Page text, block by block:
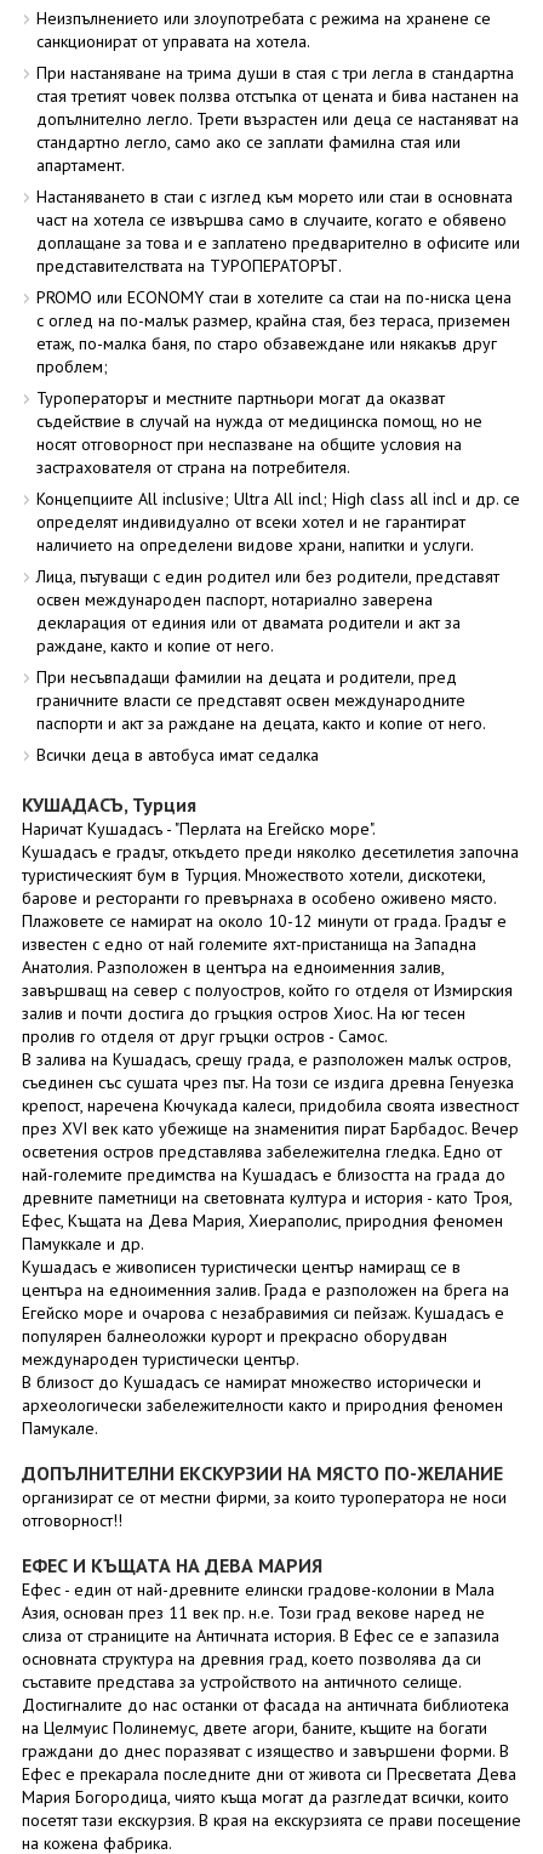
Неизпълнението или злоупотребата с режима на хранене се
санкционират от управата на хотела.
При настаняване на трима души в стая с три легла в стандартна
стая третият човек ползва отстъпка от цената и бива настанен на
допълнително легло. Трети възрастен или деца се настаняват на
стандартно легло, само ако се заплати фамилна стая или
апартамент.
Настаняването в стаи с изглед към морето или стаи в основната
част на хотела се извършва само в случаите, когато е обявено
доплащане за това и е заплатено предварително в офисите или
представителствата на ТУРОПЕРАТОРЪТ.
PROMO или ECONOMY стаи в хотелите са стаи на по-ниска цена
с оглед на по-малък размер, крайна стая, без тераса, приземен
етаж, по-малка баня, по старо обзавеждане или някакъв друг
проблем;
Туроператорът и местните партньори могат да оказват
съдействие в случай на нужда от медицинска помощ, но не
носят отговорност при неспазване на общите условия на
застрахователя от страна на потребителя.
Концепциите All inclusive; Ultra All incl; High class all incl и др. се
определят индивидуално от всеки хотел и не гарантират
наличието на определени видове храни, напитки и услуги.
Лица, пътуващи с един родител или без родители, представят
освен международен паспорт, нотариално заверена
декларация от единия или от двамата родители и акт за
раждане, както и копие от него.
При несъвпадащи фамилии на децата и родители, пред
граничните власти се представят освен международните
паспорти и акт за раждане на децата, както и копие от него.
Всички деца в автобуса имат седалка
КУШАДАСЪ, Турция
Наричат Кушадасъ - "Перлата на Егейско море".
Кушадасъ е градът, откъдето преди няколко десетилетия започна
туристическият бум в Турция. Множеството хотели, дискотеки,
барове и ресторанти го превърнаха в особено оживено място.
Плажовете се намират на около 10-12 минути от града. Градът е
известен с едно от най големите яхт-пристанища на Западна
Анатолия. Разположен в центъра на едноименния залив,
завършващ на север с полуостров, който го отделя от Измирския
залив и почти достига до гръцкия остров Хиос. На юг тесен
пролив го отделя от друг гръцки остров - Самос.
В залива на Кушадасъ, срещу града, е разположен малък остров,
съединен със сушата чрез път. На този се издига древна Генуезка
крепост, наречена Кючукада калеси, придобила своята известност
през XVI век като убежище на знаменития пират Барбадос. Вечер
осветения остров представлява забележителна гледка. Едно от
най-големите предимства на Кушадасъ е близостта на града до
древните паметници на световната култура и история - като Троя,
Ефес, Къщата на Дева Мария, Хиераполис, природния феномен
Памуккале и др.
Кушадасъ е живописен туристически център намиращ се в
центъра на едноименния залив. Града е разположен на брега на
Егейско море и очарова с незабравимия си пейзаж. Кушадасъ е
популярен балнеоложки курорт и прекрасно оборудван
международен туристически център.
В близост до Кушадасъ се намират множество исторически и
археологически забележителности както и природния феномен
Памукале.
ДОПЪЛНИТЕЛНИ ЕКСКУРЗИИ НА МЯСТО ПО-ЖЕЛАНИЕ
организират се от местни фирми, за които туроператора не носи
отговорност!!
ЕФЕС И КЪЩАТА НА ДЕВА МАРИЯ
Ефес - един от най-древните елински градове-колонии в Мала
Азия, основан през 11 век пр. н.е. Този град векове наред не
слиза от страниците на Античната история. В Ефес се е запазила
основната структура на древния град, което позволява да си
съставите представа за устройството на античното селище.
Достигналите до нас останки от фасада на античната библиотека
на Целмуис Полинемус, двете агори, баните, къщите на богати
граждани до днес поразяват с изящество и завършени форми. В
Ефес е прекарала последните дни от живота си Пресветата Дева
Мария Богородица, чиято къща могат да разгледат всички, които
посетят тази екскурзия. В края на екскурзията се прави посещение
на кожена фабрика.